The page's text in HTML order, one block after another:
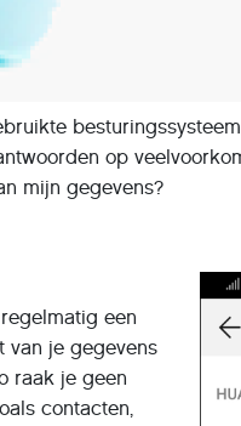
op
mijn gegevens?
een
van je gegevens
raak je geen
contacten,